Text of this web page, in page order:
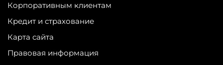
Корпоративным клиентам
Кредит и страхование
Карта сайта
Правовая информация